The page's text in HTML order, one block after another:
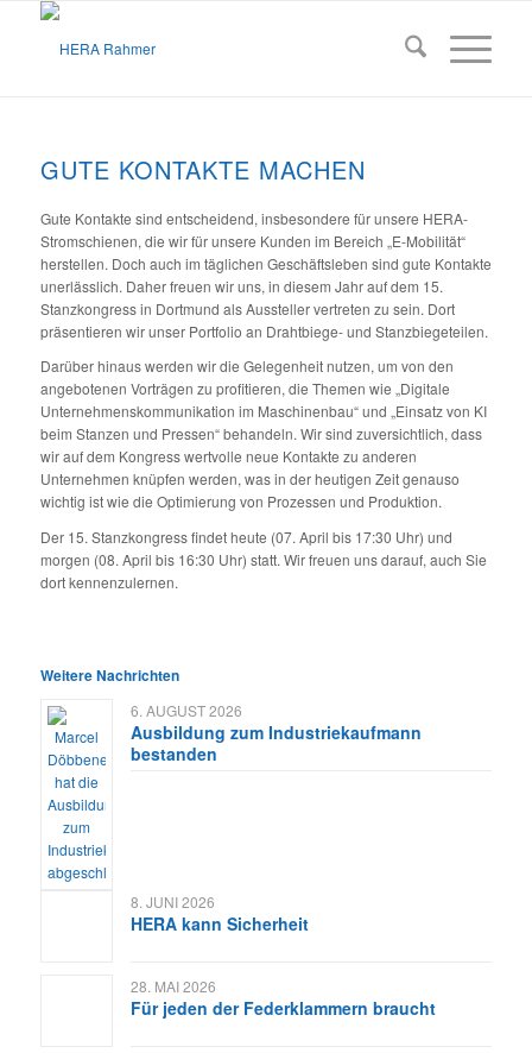
GUTE KONTAKTE MACHEN
Gute Kontakte sind entscheidend, insbesondere für unsere HERA-
Stromschienen, die wir für unsere Kunden im Bereich „E-Mobilität“
herstellen. Doch auch im täglichen Geschäftsleben sind gute Kontakte
unerlässlich. Daher freuen wir uns, in diesem Jahr auf dem 15.
Stanzkongress in Dortmund als Aussteller vertreten zu sein. Dort
präsentieren wir unser Portfolio an Drahtbiege- und Stanzbiegeteilen.
Darüber hinaus werden wir die Gelegenheit nutzen, um von den
angebotenen Vorträgen zu profitieren, die Themen wie „Digitale
Unternehmenskommunikation im Maschinenbau“ und „Einsatz von KI
beim Stanzen und Pressen“ behandeln. Wir sind zuversichtlich, dass
wir auf dem Kongress wertvolle neue Kontakte zu anderen
Unternehmen knüpfen werden, was in der heutigen Zeit genauso
wichtig ist wie die Optimierung von Prozessen und Produktion.
Der 15. Stanzkongress findet heute (07. April bis 17:30 Uhr) und
morgen (08. April bis 16:30 Uhr) statt. Wir freuen uns darauf, auch Sie
dort kennenzulernen.
Weitere Nachrichten
6. AUGUST 2026
Ausbildung zum Industriekaufmann
bestanden
8. JUNI 2026
HERA kann Sicherheit
28. MAI 2026
Für jeden der Federklammern braucht